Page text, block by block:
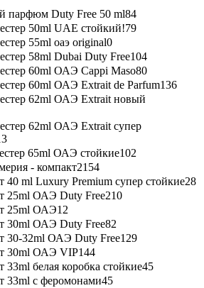
парфюм Duty Free 50 ml84
50ml UAE стойкий!79
55ml оаэ original0
58ml Dubai Duty Free104
60ml ОАЭ Cappi Maso80
60ml ОАЭ Extrait de Parfum136
62ml ОАЭ Extrait новый
62ml ОАЭ Extrait супер
65ml ОАЭ стойкие102
- компакт2154
40 ml Luxury Premium супер стойкие28
25ml ОАЭ Duty Free210
25ml ОАЭ12
30ml ОАЭ Duty Free82
30-32ml ОАЭ Duty Free129
30ml ОАЭ VIP144
33ml белая коробка стойкие45
33ml с феромонами45